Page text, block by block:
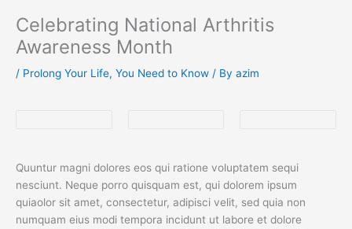
Celebrating National Arthritis
Awareness Month
/ Prolong Your Life, You Need to Know / By azim
Quuntur magni dolores eos qui ratione voluptatem sequi
nesciunt. Neque porro quisquam est, qui dolorem ipsum
quiaolor sit amet, consectetur, adipisci velit, sed quia non
numquam eius modi tempora incidunt ut labore et dolore